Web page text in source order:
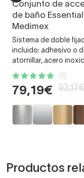
Conjunto de
de baño Essential
Medimex
Sistema de doble
incluido: adhesivo o
atornillar, acero
(1)
79,19€
Productos